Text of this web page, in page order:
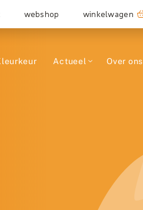
webshop winkelwagen
Actueel Over ons